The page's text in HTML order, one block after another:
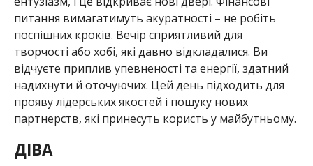
питання вимагатимуть акуратності – не робіть
поспішних кроків. Вечір сприятливий для
творчості або хобі, які давно відкладалися. Ви
відчуєте приплив упевненості та енергії, здатний
надихнути й оточуючих. Цей день підходить для
прояву лідерських якостей і пошуку нових
партнерств, які принесуть користь у майбутньому.
ДІВА